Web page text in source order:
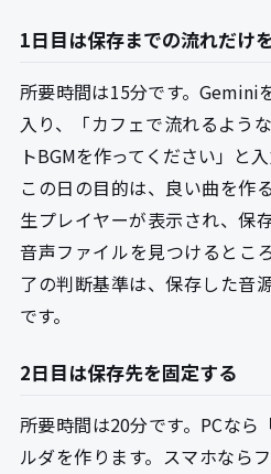
1日目は保存までの流れだけ
所要時間は15分です。Gemini
入り、「カフェで流れるよう
トBGMを作ってください」と入
この日の目的は、良い曲を作
生プレイヤーが表示され、保
音声ファイルを見つけるとこ
了の判断基準は、保存した音
です。
2日目は保存先を固定する
所要時間は20分です。PCなら
ルダを作ります。スマホなら